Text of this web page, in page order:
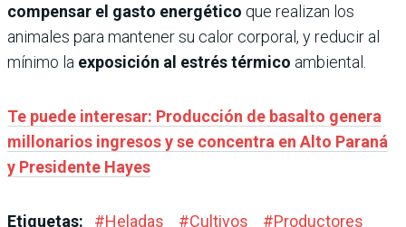
compensar el gasto energético que realizan los
animales para mantener su calor corporal, y reducir al
mínimo la exposición al estrés térmico ambiental.
Te puede interesar: Producción de basalto genera
millonarios ingresos y se concentra en Alto Paraná
y Presidente Hayes
Etiquetas: #Heladas #Cultivos #Productores